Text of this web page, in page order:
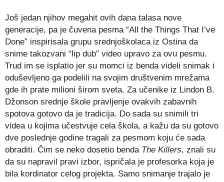
Još jedan njihov megahit ovih dana talasa nove
generacije, pa je čuvena pesma “All the Things That I’ve
Done” inspirisala grupu srednjoškolaca iz Ostina da
snime takozvani “lip dub” video upravo za ovu pesmu.
Trud im se isplatio jer su momci iz benda videli snimak i
oduševljeno ga podelili na svojim društvenim mrežama
gde ih prate milioni širom sveta. Za učenike iz Lindon B.
Džonson srednje škole pravljenje ovakvih zabavnih
spotova gotovo da je tradicija. Do sada su snimili tri
videa u kojima učestvuje cela škola, a kažu da su gotovo
dve poslednje godine tragali za pesmom koju će sada
obraditi. Čim se neko dosetio benda The Killers, znali su
da su napravil pravi izbor, ispričala je profesorka koja je
bila kordinator celog projekta. Samo snimanje trajalo je